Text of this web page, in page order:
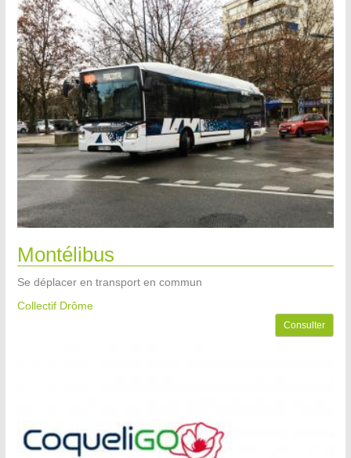
Montélibus
Se déplacer en transport en commun
Collectif Drôme
Consulter